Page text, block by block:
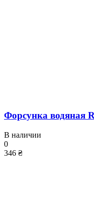
Форсунка водяная
В наличии
0
346 ₴